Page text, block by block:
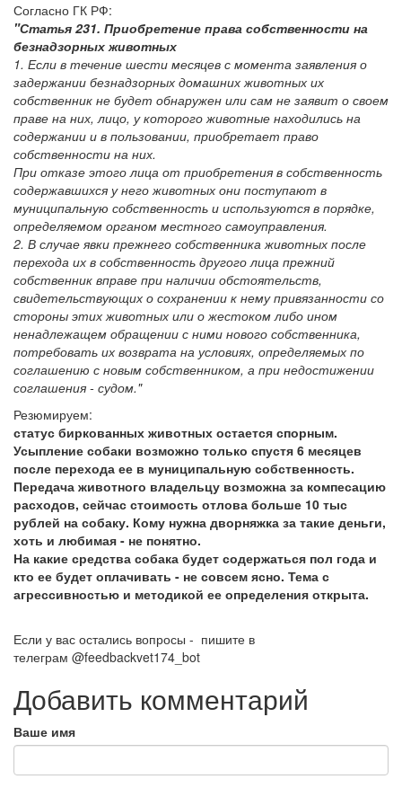
Согласно ГК РФ:
"Статья 231. Приобретение права собственности на
безнадзорных животных
1. Если в течение шести месяцев с момента заявления о
задержании безнадзорных домашних животных их
собственник не будет обнаружен или сам не заявит о своем
праве на них, лицо, у которого животные находились на
содержании и в пользовании, приобретает право
собственности на них.
При отказе этого лица от приобретения в собственность
содержавшихся у него животных они поступают в
муниципальную собственность и используются в порядке,
определяемом органом местного самоуправления.
2. В случае явки прежнего собственника животных после
перехода их в собственность другого лица прежний
собственник вправе при наличии обстоятельств,
свидетельствующих о сохранении к нему привязанности со
стороны этих животных или о жестоком либо ином
ненадлежащем обращении с ними нового собственника,
потребовать их возврата на условиях, определяемых по
соглашению с новым собственником, а при недостижении
соглашения - судом."
Резюмируем:
статус биркованных животных остается спорным.
Усыпление собаки возможно только спустя 6 месяцев
после перехода ее в муниципальную собственность.
Передача животного владельцу возможна за компесацию
расходов, сейчас стоимость отлова больше 10 тыс
рублей на собаку. Кому нужна дворняжка за такие деньги,
хоть и любимая - не понятно.
На какие средства собака будет содержаться пол года и
кто ее будет оплачивать - не совсем ясно. Тема с
агрессивностью и методикой ее определения открыта.
Если у вас остались вопросы - пишите в
телеграм @feedbackvet174_bot
Добавить комментарий
Ваше имя